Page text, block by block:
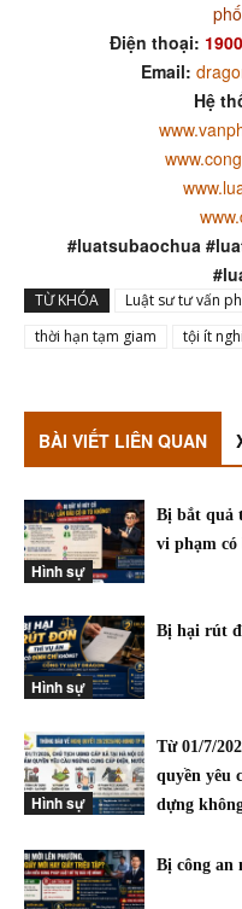
Điện thoại:
Email:
Hệ
#luatsubaochua
TỪ KHÓA Luật sư tư vấn
thời hạn tạm giam
tội ít
BÀI VIẾT LIÊN QUAN
Hình sự
Bị bắt quả
vi phạm
Hình sự
Bị hại rút
Hình sự
Từ 01/7/
quyền yêu
dựng
Bị công an